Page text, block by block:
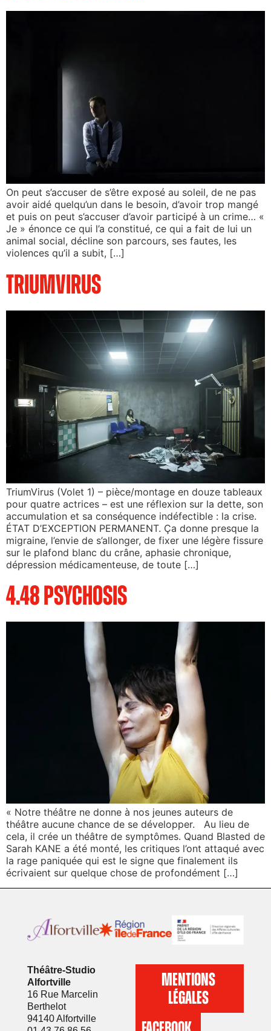
On peut s’accuser de s’être exposé au soleil, de ne pas
avoir aidé quelqu’un dans le besoin, d’avoir trop mangé
et puis on peut s’accuser d’avoir participé à un crime… «
Je » énonce ce qui l’a constitué, ce qui a fait de lui un
animal social, décline son parcours, ses fautes, les
violences qu’il a subit, […]
Triumvirus
TriumVirus (Volet 1) – pièce/montage en douze tableaux
pour quatre actrices – est une réflexion sur la dette, son
accumulation et sa conséquence indéfectible : la crise.
ÉTAT D’EXCEPTION PERMANENT. Ça donne presque la
migraine, l’envie de s’allonger, de fixer une légère fissure
sur le plafond blanc du crâne, aphasie chronique,
dépression médicamenteuse, de toute […]
4.48 PSYCHOSIS
« Notre théâtre ne donne à nos jeunes auteurs de
théâtre aucune chance de se développer. Au lieu de
cela, il crée un théâtre de symptômes. Quand Blasted de
Sarah KANE a été monté, les critiques l’ont attaqué avec
la rage paniquée qui est le signe que finalement ils
écrivaient sur quelque chose de profondément […]
Théâtre-Studio
Alfortville
16 Rue Marcelin
Berthelot
94140 Alfortville
MENTIONS
LÉGALES